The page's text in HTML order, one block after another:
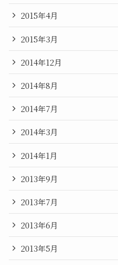
2015年4月
2015年3月
2014年12月
2014年8月
2014年7月
2014年3月
2014年1月
2013年9月
2013年7月
2013年6月
2013年5月